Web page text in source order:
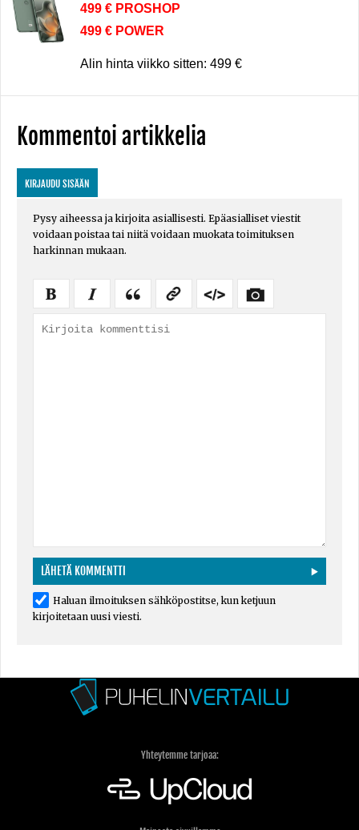
499 € PROSHOP
499 € POWER
Alin hinta viikko sitten: 499 €
Kommentoi artikkelia
KIRJAUDU SISÄÄN
Pysy aiheessa ja kirjoita asiallisesti. Epäasialliset viestit
voidaan poistaa tai niitä voidaan muokata toimituksen
harkinnan mukaan.
Haluan ilmoituksen sähköpostitse, kun ketjuun
kirjoitetaan uusi viesti.
Yhteytemme tarjoaa: